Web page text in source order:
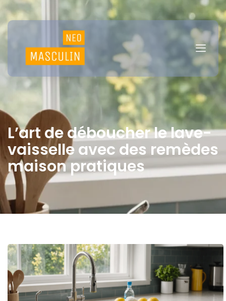
L’art de déboucher le lave-
vaisselle avec des remèdes
maison pratiques